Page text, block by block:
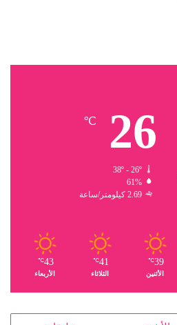
26
℃
38º - 26º
61%
2.69 كيلومتر/ساعة
39
℃
الأثنين
41
℃
الثلاثاء
43
℃
الأربعاء